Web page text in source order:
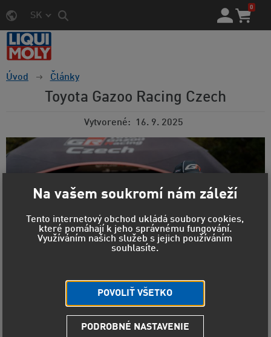
SK
0
Úvod Články
Toyota Gazoo Racing Czech
Vytvorené 16. 9. 2025
Na vašem soukromí nám záleží
Tento internetový obchod ukládá soubory cookies,
které pomáhají k jeho správnému fungování.
Využíváním našich služeb s jejich používáním
souhlasíte.
POVOLIŤ VŠETKO
PODROBNÉ NASTAVENIE